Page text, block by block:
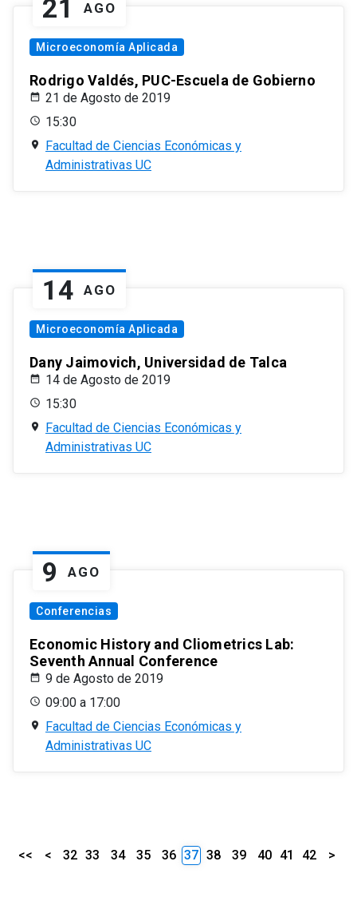
21 AGO
Microeconomía Aplicada
Rodrigo Valdés, PUC-Escuela de Gobierno
21 de Agosto de 2019
15:30
Facultad de Ciencias Económicas y
Administrativas UC
14 AGO
Microeconomía Aplicada
Dany Jaimovich, Universidad de Talca
14 de Agosto de 2019
15:30
Facultad de Ciencias Económicas y
Administrativas UC
9 AGO
Conferencias
Economic History and Cliometrics Lab:
Seventh Annual Conference
9 de Agosto de 2019
09:00 a 17:00
Facultad de Ciencias Económicas y
Administrativas UC
<< < 32 33 34 35 36 37 38 39 40 41 42 >